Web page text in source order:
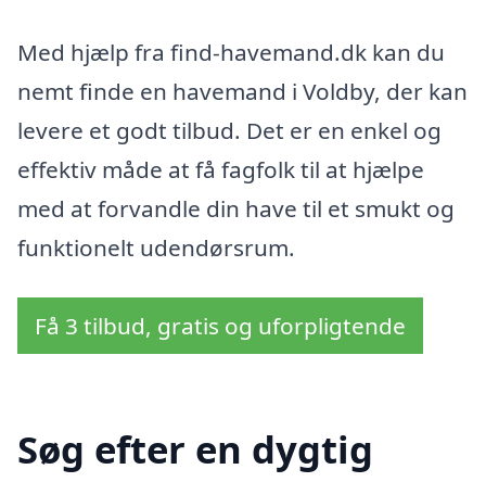
Med hjælp fra find-havemand.dk kan du
nemt finde en havemand i Voldby, der kan
levere et godt tilbud. Det er en enkel og
effektiv måde at få fagfolk til at hjælpe
med at forvandle din have til et smukt og
funktionelt udendørsrum.
Få 3 tilbud, gratis og uforpligtende
Søg efter en dygtig